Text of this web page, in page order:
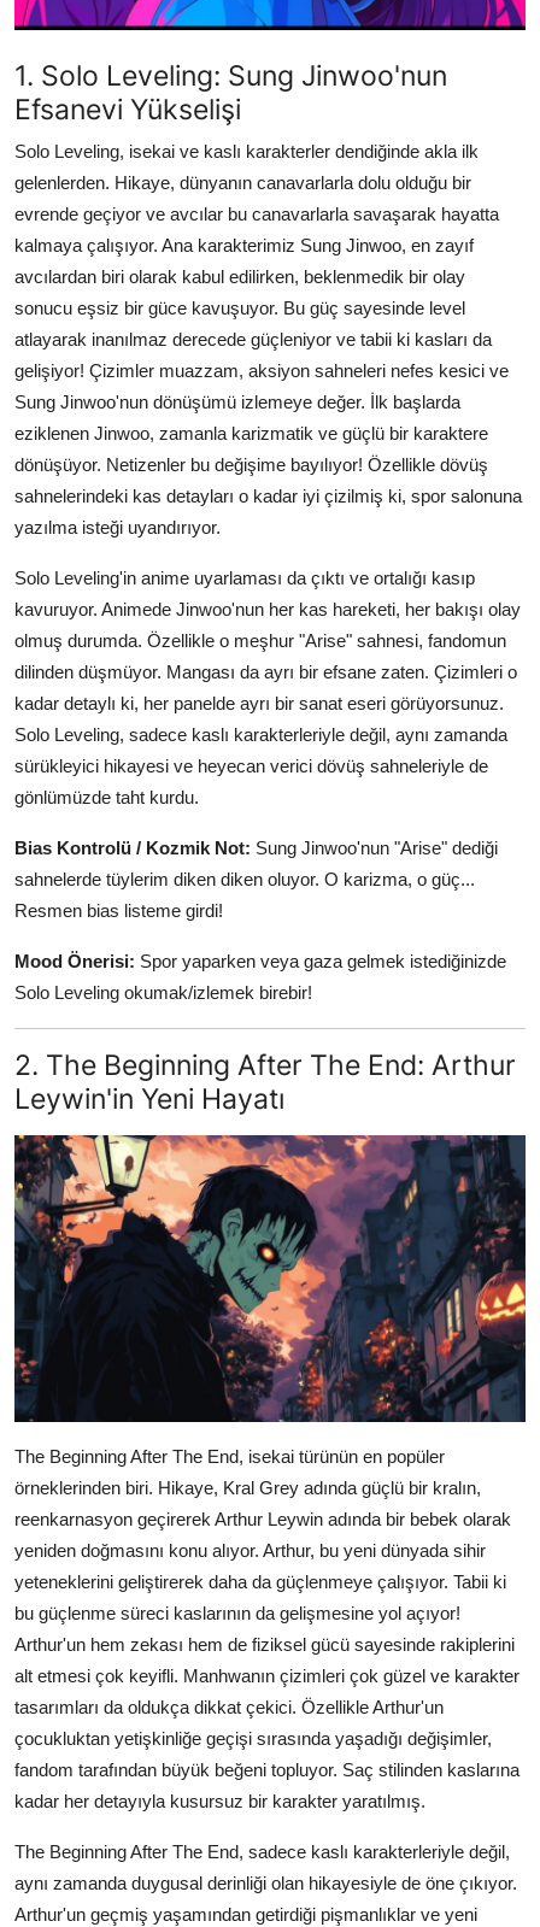
1. Solo Leveling: Sung Jinwoo'nun
Efsanevi Yükselişi
Solo Leveling, isekai ve kaslı karakterler dendiğinde akla ilk
gelenlerden. Hikaye, dünyanın canavarlarla dolu olduğu bir
evrende geçiyor ve avcılar bu canavarlarla savaşarak hayatta
kalmaya çalışıyor. Ana karakterimiz Sung Jinwoo, en zayıf
avcılardan biri olarak kabul edilirken, beklenmedik bir olay
sonucu eşsiz bir güce kavuşuyor. Bu güç sayesinde level
atlayarak inanılmaz derecede güçleniyor ve tabii ki kasları da
gelişiyor! Çizimler muazzam, aksiyon sahneleri nefes kesici ve
Sung Jinwoo'nun dönüşümü izlemeye değer. İlk başlarda
eziklenen Jinwoo, zamanla karizmatik ve güçlü bir karaktere
dönüşüyor. Netizenler bu değişime bayılıyor! Özellikle dövüş
sahnelerindeki kas detayları o kadar iyi çizilmiş ki, spor salonuna
yazılma isteği uyandırıyor.
Solo Leveling'in anime uyarlaması da çıktı ve ortalığı kasıp
kavuruyor. Animede Jinwoo'nun her kas hareketi, her bakışı olay
olmuş durumda. Özellikle o meşhur "Arise" sahnesi, fandomun
dilinden düşmüyor. Mangası da ayrı bir efsane zaten. Çizimleri o
kadar detaylı ki, her panelde ayrı bir sanat eseri görüyorsunuz.
Solo Leveling, sadece kaslı karakterleriyle değil, aynı zamanda
sürükleyici hikayesi ve heyecan verici dövüş sahneleriyle de
gönlümüzde taht kurdu.
Bias Kontrolü / Kozmik Not: Sung Jinwoo'nun "Arise" dediği
sahnelerde tüylerim diken diken oluyor. O karizma, o güç...
Resmen bias listeme girdi!
Mood Önerisi: Spor yaparken veya gaza gelmek istediğinizde
Solo Leveling okumak/izlemek birebir!
2. The Beginning After The End: Arthur
Leywin'in Yeni Hayatı
The Beginning After The End, isekai türünün en popüler
örneklerinden biri. Hikaye, Kral Grey adında güçlü bir kralın,
reenkarnasyon geçirerek Arthur Leywin adında bir bebek olarak
yeniden doğmasını konu alıyor. Arthur, bu yeni dünyada sihir
yeteneklerini geliştirerek daha da güçlenmeye çalışıyor. Tabii ki
bu güçlenme süreci kaslarının da gelişmesine yol açıyor!
Arthur'un hem zekası hem de fiziksel gücü sayesinde rakiplerini
alt etmesi çok keyifli. Manhwanın çizimleri çok güzel ve karakter
tasarımları da oldukça dikkat çekici. Özellikle Arthur'un
çocukluktan yetişkinliğe geçişi sırasında yaşadığı değişimler,
fandom tarafından büyük beğeni topluyor. Saç stilinden kaslarına
kadar her detayıyla kusursuz bir karakter yaratılmış.
The Beginning After The End, sadece kaslı karakterleriyle değil,
aynı zamanda duygusal derinliği olan hikayesiyle de öne çıkıyor.
Arthur'un geçmiş yaşamından getirdiği pişmanlıklar ve yeni